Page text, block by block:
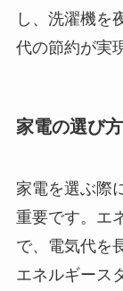
し、洗濯機を
代の節約が実
家電の選び
家電を選ぶ際
重要です。エ
で、電気代を
エネルギース